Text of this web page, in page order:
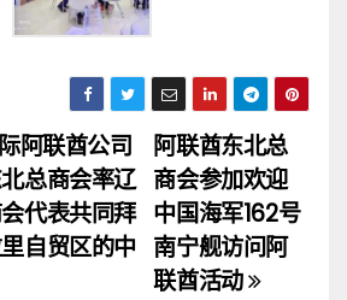
阿联酋东北总
商会参加欢迎
中国海军162号
南宁舰访问阿
联酋活动
阿联酋公司
总商会率辽
代表共同拜
自贸区的中